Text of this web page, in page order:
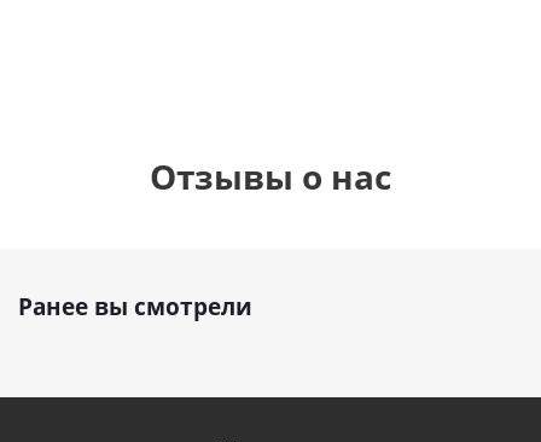
Отзывы о нас
Ранее вы смотрели